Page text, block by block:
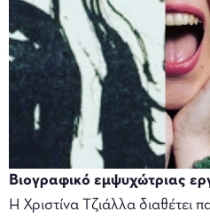
Βιογραφικό εμψυχώτριας
Η Χριστίνα Τζιάλλα διαθέτει